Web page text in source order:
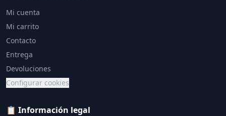
Mi cuenta
Mi carrito
Contacto
Entrega
Devoluciones
Configurar cookies
📋 Información legal